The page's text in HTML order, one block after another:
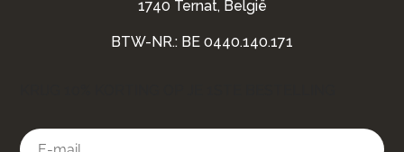
1740 Ternat, België
BTW-NR.: BE 0440.140.171